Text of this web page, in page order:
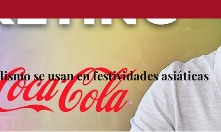
se usan en festividades asiáticas